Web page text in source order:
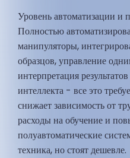
Уровень автоматизации и
Полностью
манипуляторы,
образцов, управление
интерпретация
интеллекта - все это
снижает зависимость от
расходы на обучение и
полуавтоматические
техника, но стоят дешевле.